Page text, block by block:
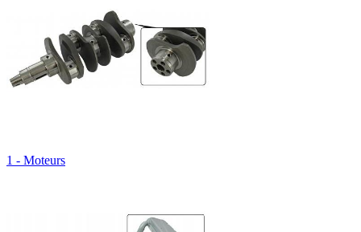
1 - Moteurs